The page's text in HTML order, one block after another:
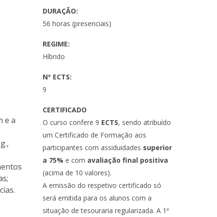
e a
DURAÇÃO:
56 horas (presenciais)
REGIME:
Híbrido
Nº ECTS:
9
CERTIFICADO
O curso confere 9 ECTS, sendo atribuído
um Certificado de Formação aos
participantes com assiduidades superior
a 75% e com avaliação final positiva
(acima de 10 valores).
A emissão do respetivo certificado só
será emitida para os alunos com a
situação de tesouraria regularizada. A 1ª